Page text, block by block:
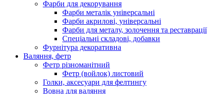
Фарби для декорування
Фарби металік універсальні
Фарби акрилові, універсальні
Фарби для металу, золочення та реставрації
Спеціальні складові, добавки
Фурнітура декоративна
Валяння, фетр
Фетр різноманітний
Фетр (войлок) листовий
Голки, аксесуари для фелтингу
Вовна для валяння